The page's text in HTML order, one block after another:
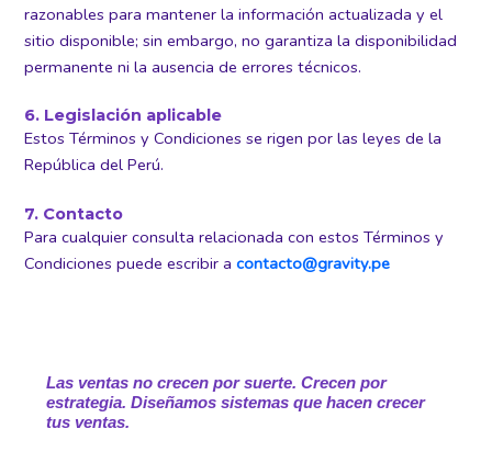
razonables para mantener la información actualizada y el
sitio disponible; sin embargo, no garantiza la disponibilidad
permanente ni la ausencia de errores técnicos.
6. Legislación aplicable
Estos Términos y Condiciones se rigen por las leyes de la
República del Perú.
7. Contacto
Para cualquier consulta relacionada con estos Términos y
Condiciones puede escribir acontacto@gravity.pe
Las ventas no crecen por suerte. Crecen por
estrategia. Diseñamos sistemas que hacen crecer
tus ventas.